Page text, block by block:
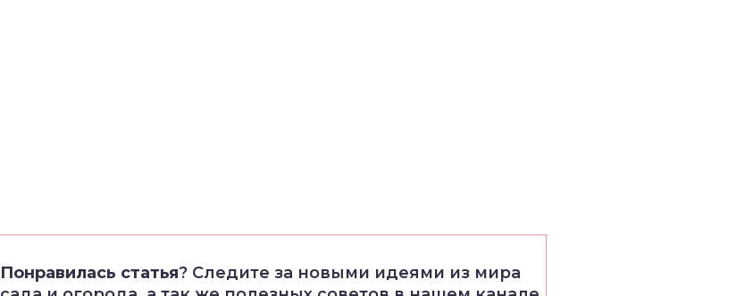
Понравилась статья? Следите за новыми идеями из мира